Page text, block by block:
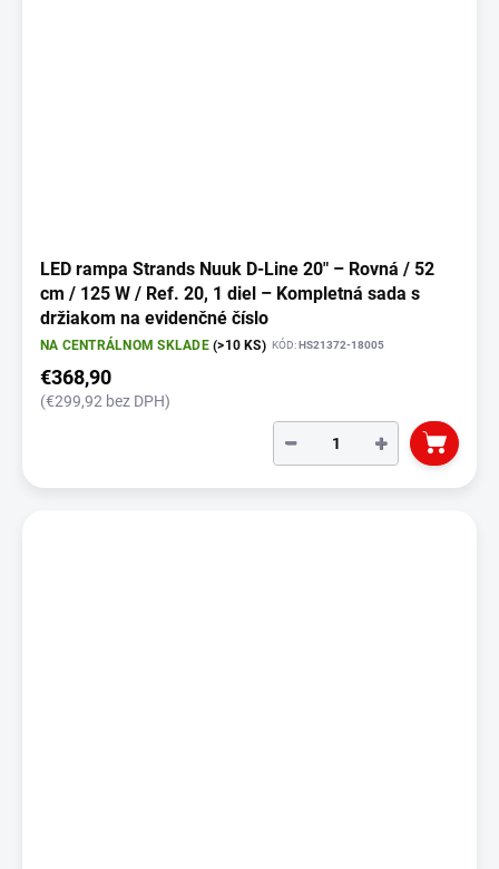
LED rampa Strands Nuuk D-Line 20" – Rovná / 52
cm / 125 W / Ref. 20, 1 diel – Kompletná sada s
držiakom na evidenčné číslo
NA CENTRÁLNOM SKLADE(>10 KS) KÓD:HS21372-18005
€368,90
(€299,92 bez DPH)
+
−